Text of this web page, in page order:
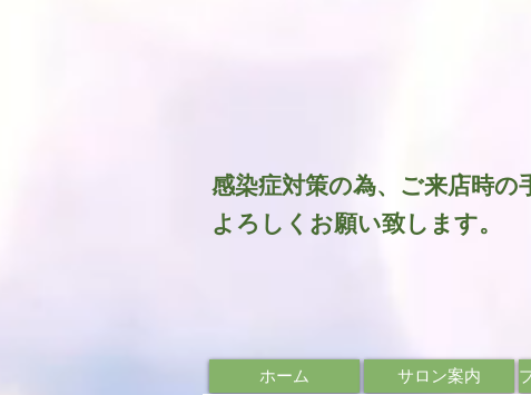
感染症対策の為、ご来店時
よろしくお願い致します。​
ホーム サロン案内